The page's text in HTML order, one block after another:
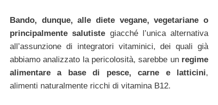
Bando, dunque, alle diete vegane, vegetariane o
principalmente salutiste giacché l’unica alternativa
all’assunzione di integratori vitaminici, dei quali già
abbiamo analizzato la pericolosità, sarebbe un regime
alimentare a base di pesce, carne e latticini,
alimenti naturalmente ricchi di vitamina B12.